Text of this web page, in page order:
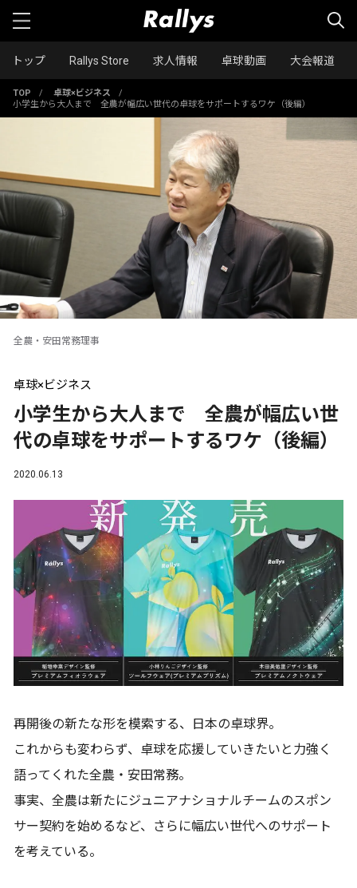
トップ Rallys Store 求人情報 卓球動画 大会報道
TOP / 卓球×ビジネス
/
小学生から大人まで 全農が幅広い世代の卓球をサポートするワケ（後編）
全農・安田常務理事
卓球×ビジネス
小学生から大人まで 全農が幅広い世
代の卓球をサポートするワケ（後編）
2020.06.13
再開後の新たな形を模索する、日本の卓球界。
これからも変わらず、卓球を応援していきたいと力強く
語ってくれた全農・安田常務。
事実、全農は新たにジュニアナショナルチームのスポン
サー契約を始めるなど、さらに幅広い世代へのサポート
を考えている。